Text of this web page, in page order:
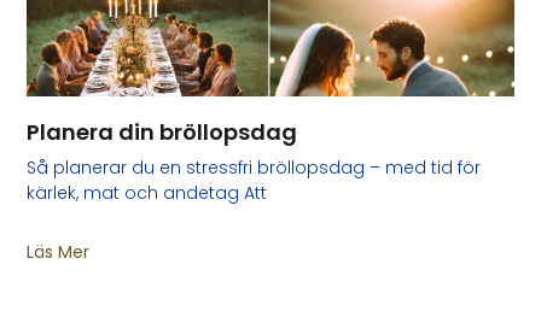
Planera din bröllopsdag
Så planerar du en stressfri bröllopsdag – med tid för
kärlek, mat och andetag Att
Läs Mer